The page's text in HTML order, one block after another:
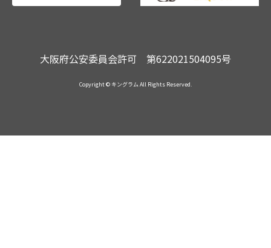
大阪府公安委員会許可 第622021504095号
Copyright © キングラム All Rights Reserved.